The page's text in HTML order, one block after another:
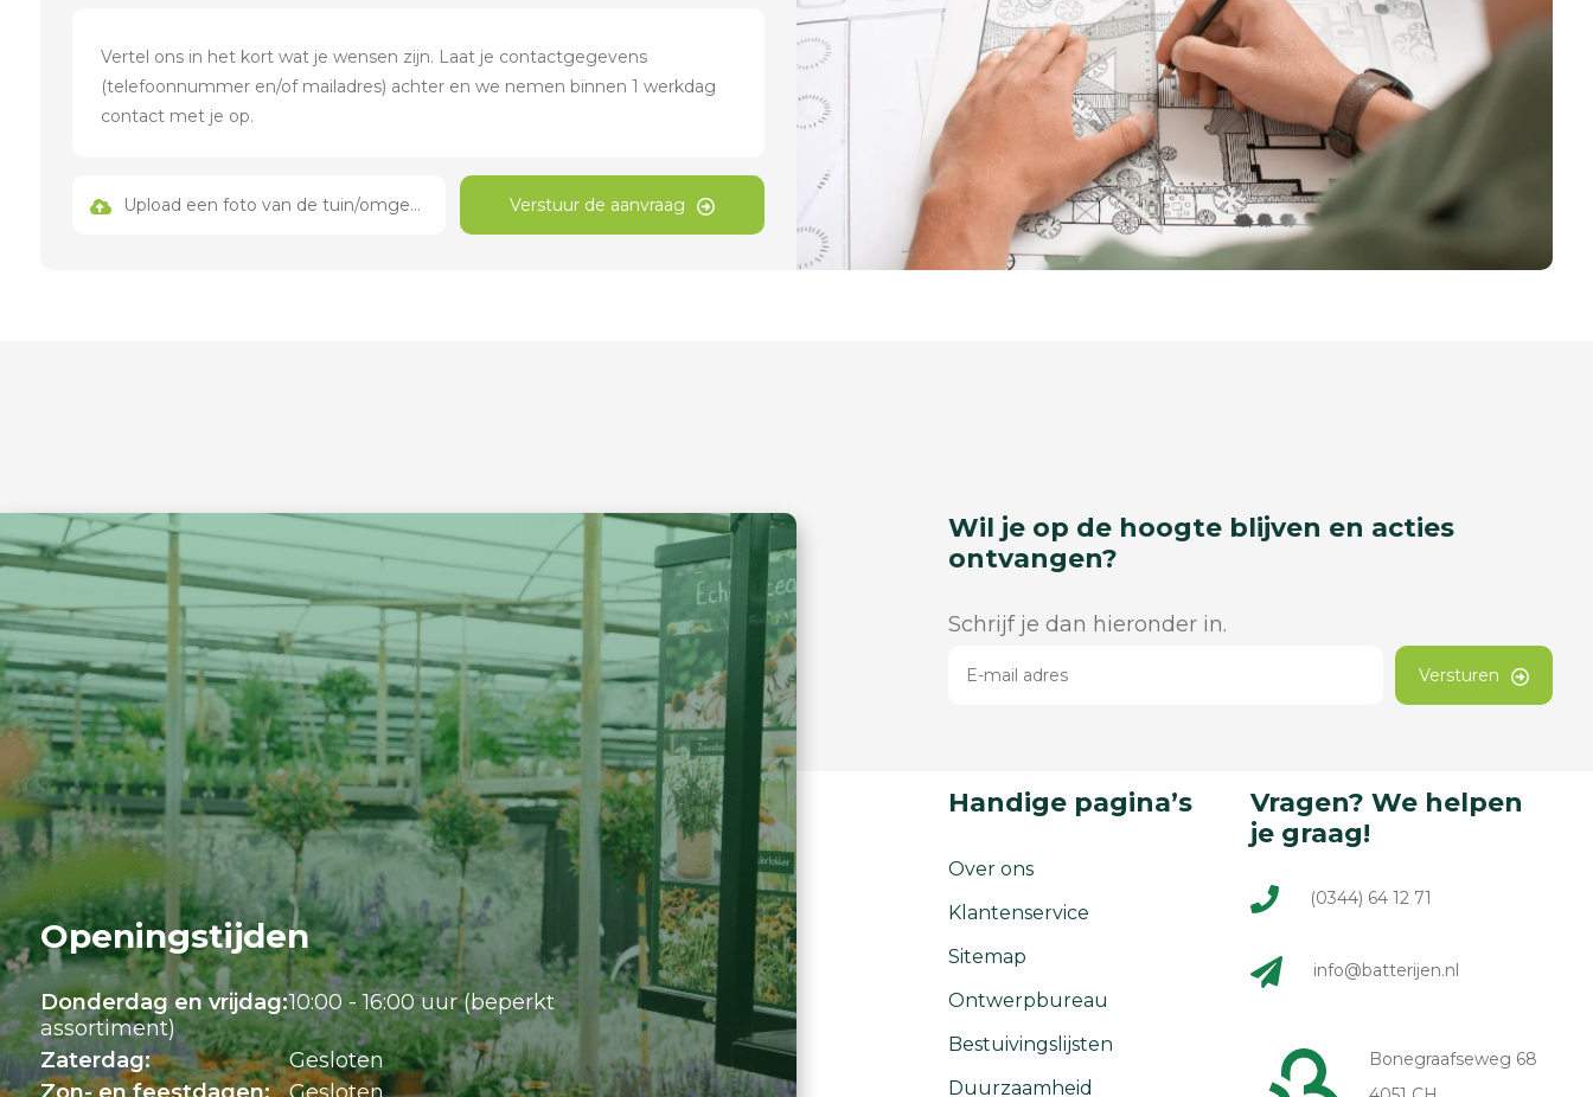
Upload een foto van de tuin/omgeving Verstuur de aanvraag
Openingstijden
Donderdag en vrijdag:10:00 - 16:00 uur (beperkt
assortiment)
Zaterdag:
Gesloten
Wil je op de hoogte blijven en acties
ontvangen?
Schrijf je dan hieronder in.
Versturen
Handige pagina’s
Over ons
Klantenservice
Sitemap
Ontwerpbureau
Bestuivingslijsten
Duurzaamheid
Vragen? We helpen
je graag!
(0344) 64 12 71
info@batterijen.nl
Bonegraafseweg 68